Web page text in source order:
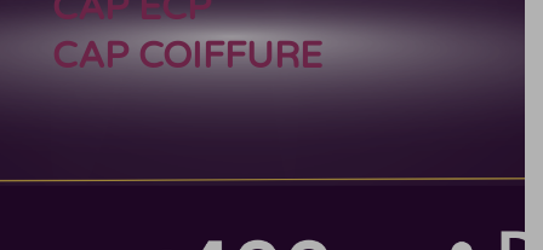
CAP COIFFURE